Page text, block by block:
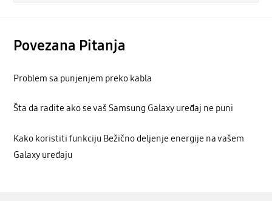
Povezana Pitanja
Problem sa punjenjem preko kabla
Šta da radite ako se vaš Samsung Galaxy uređaj ne puni
Kako koristiti funkciju Bežično deljenje energije na vašem
Galaxy uređaju